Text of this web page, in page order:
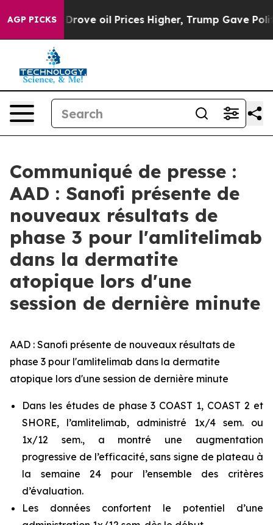
AGP PICKS
oil Prices Higher, Trump Gave Politically
Communiqué de presse :
AAD : Sanofi présente de
nouveaux résultats de
phase 3 pour l'amlitelimab
dans la dermatite
atopique lors d'une
session de dernière minute
AAD : Sanofi présente de nouveaux résultats de
phase 3 pour l'amlitelimab dans la dermatite
atopique lors d'une session de dernière minute
Dans les études de phase 3 COAST 1, COAST 2 et
SHORE, l’amlitelimab, administré 1x/4 sem. ou
1x/12 sem., a montré une augmentation
progressive de l’efficacité, sans signe de plateau à
la semaine 24 pour l’ensemble des critères
d’évaluation.
Les données confortent le potentiel d’une